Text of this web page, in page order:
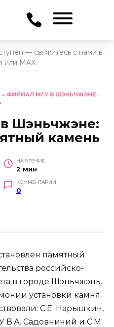
— свяжитесь с нами в
или MAX.
» ФИЛИАЛ МГУ В ШЭНЬЧЖЭНЕ:
Шэньчжэне:
камень
НА ЧТЕНИЕ
2 мин
КОММЕНТАРИИ
0
памятный
российско-
в городе Шэньчжэнь.
установки камня
С.Е. Нарышкин,
В.А. Садовничий и С.М.